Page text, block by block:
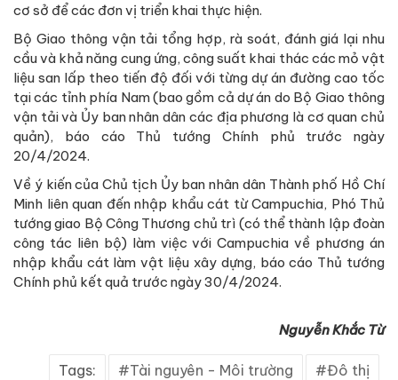
cơ sở để các đơn vị triển khai thực hiện.
Bộ Giao thông vận tải tổng hợp, rà soát, đánh giá lại nhu
cầu và khả năng cung ứng, công suất khai thác các mỏ vật
liệu san lấp theo tiến độ đối với từng dự án đường cao tốc
tại các tỉnh phía Nam (bao gồm cả dự án do Bộ Giao thông
vận tải và Ủy ban nhân dân các địa phương là cơ quan chủ
quản), báo cáo Thủ tướng Chính phủ trước ngày
20/4/2024.
Về ý kiến của Chủ tịch Ủy ban nhân dân Thành phố Hồ Chí
Minh liên quan đến nhập khẩu cát từ Campuchia, Phó Thủ
tướng giao Bộ Công Thương chủ trì (có thể thành lập đoàn
công tác liên bộ) làm việc với Campuchia về phương án
nhập khẩu cát làm vật liệu xây dựng, báo cáo Thủ tướng
Chính phủ kết quả trước ngày 30/4/2024.
Nguyễn Khắc Từ
Tags: Tài nguyên - Môi trường Đô thị